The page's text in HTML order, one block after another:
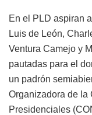
En el PLD aspiran
Luis de León,
Ventura Camejo y
pautadas para el
un padrón
Organizadora de la
Presidenciales